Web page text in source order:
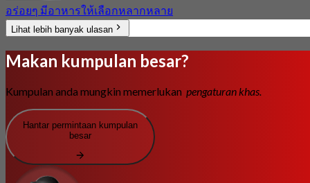
อร่อยๆ มีอาหารให้เลือกหลากหลาย
Lihat lebih banyak ulasan
Makan kumpulan besar?
Kumpulan anda mungkin memerlukan pengaturan khas.
Hantar permintaan kumpulan
besar